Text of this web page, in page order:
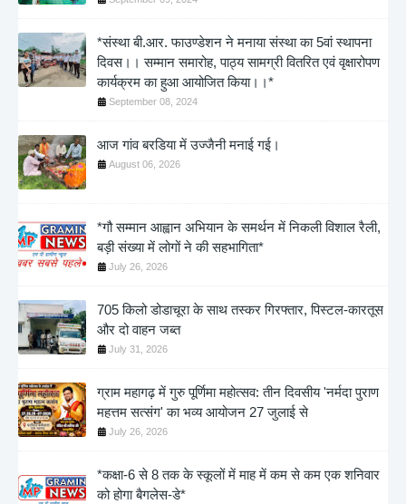
*संस्था बी.आर. फाउण्डेशन ने मनाया संस्था का 5वां स्थापना
दिवस।। सम्मान समारोह, पाठ्य सामग्री वितरित एवं वृक्षारोपण
कार्यक्रम का हुआ आयोजित किया।।*
September 08, 2024
आज गांव बरडिया में उज्जैनी मनाई गई।
August 06, 2026
*गौ सम्मान आह्वान अभियान के समर्थन में निकली विशाल रैली,
बड़ी संख्या में लोगों ने की सहभागिता*
July 26, 2026
705 किलो डोडाचूरा के साथ तस्कर गिरफ्तार, पिस्टल-कारतूस
और दो वाहन जब्त
July 31, 2026
ग्राम महागढ़ में गुरु पूर्णिमा महोत्सव: तीन दिवसीय 'नर्मदा पुराण
महत्तम सत्संग' का भव्य आयोजन 27 जुलाई से
July 26, 2026
*कक्षा-6 से 8 तक के स्कूलों में माह में कम से कम एक शनिवार
को होगा बैगलेस-डे*